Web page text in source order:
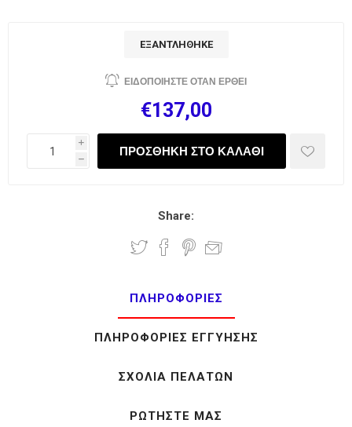
ΕΞΑΝΤΛΉΘΗΚΕ
€137,00
i
h
Share:
ΠΛΗΡΟΦΟΡΊΕΣ
ΠΛΗΡΟΦΟΡΊΕΣ ΕΓΓΎΗΣΗΣ
ΣΧΌΛΙΑ ΠΕΛΑΤΏΝ
ΡΩΤΉΣΤΕ ΜΑΣ